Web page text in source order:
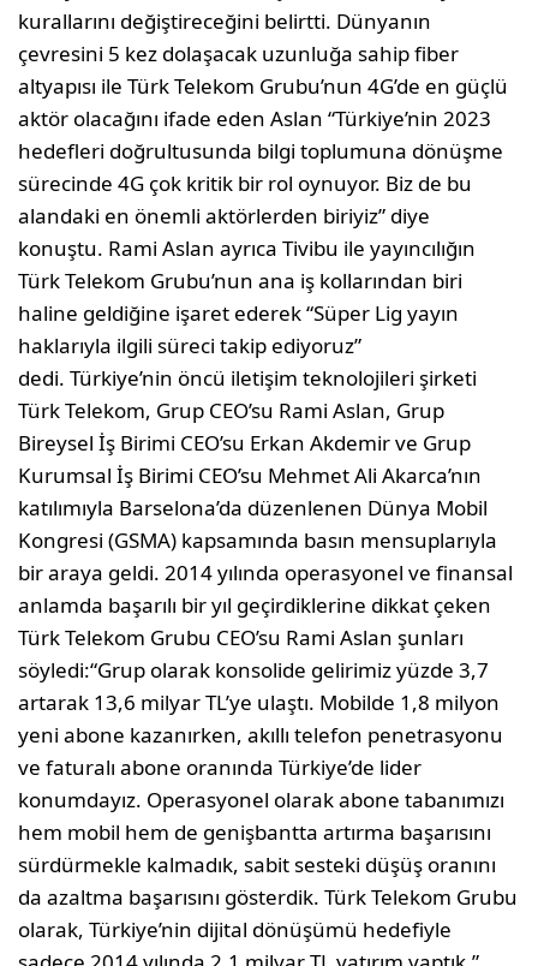
kurallarını değiştireceğini belirtti. Dünyanın
çevresini 5 kez dolaşacak uzunluğa sahip fiber
altyapısı ile Türk Telekom Grubu’nun 4G’de en güçlü
aktör olacağını ifade eden Aslan “Türkiye’nin 2023
hedefleri doğrultusunda bilgi toplumuna dönüşme
sürecinde 4G çok kritik bir rol oynuyor. Biz de bu
alandaki en önemli aktörlerden biriyiz” diye
konuştu. Rami Aslan ayrıca Tivibu ile yayıncılığın
Türk Telekom Grubu’nun ana iş kollarından biri
haline geldiğine işaret ederek “Süper Lig yayın
haklarıyla ilgili süreci takip ediyoruz”
dedi. Türkiye’nin öncü iletişim teknolojileri şirketi
Türk Telekom, Grup CEO’su Rami Aslan, Grup
Bireysel İş Birimi CEO’su Erkan Akdemir ve Grup
Kurumsal İş Birimi CEO’su Mehmet Ali Akarca’nın
katılımıyla Barselona’da düzenlenen Dünya Mobil
Kongresi (GSMA) kapsamında basın mensuplarıyla
bir araya geldi. 2014 yılında operasyonel ve finansal
anlamda başarılı bir yıl geçirdiklerine dikkat çeken
Türk Telekom Grubu CEO’su Rami Aslan şunları
söyledi:“Grup olarak konsolide gelirimiz yüzde 3,7
artarak 13,6 milyar TL’ye ulaştı. Mobilde 1,8 milyon
yeni abone kazanırken, akıllı telefon penetrasyonu
ve faturalı abone oranında Türkiye’de lider
konumdayız. Operasyonel olarak abone tabanımızı
hem mobil hem de genişbantta artırma başarısını
sürdürmekle kalmadık, sabit sesteki düşüş oranını
da azaltma başarısını gösterdik. Türk Telekom Grubu
olarak, Türkiye’nin dijital dönüşümü hedefiyle